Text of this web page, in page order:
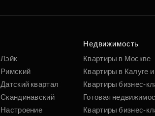
Лэйк
Римский
Датский квартал
Скандинавский
Настроение
Недвижимость
Квартиры в Москве
Квартиры в Калуге
Квартиры бизнес-
Готовая
Квартиры бизнес-